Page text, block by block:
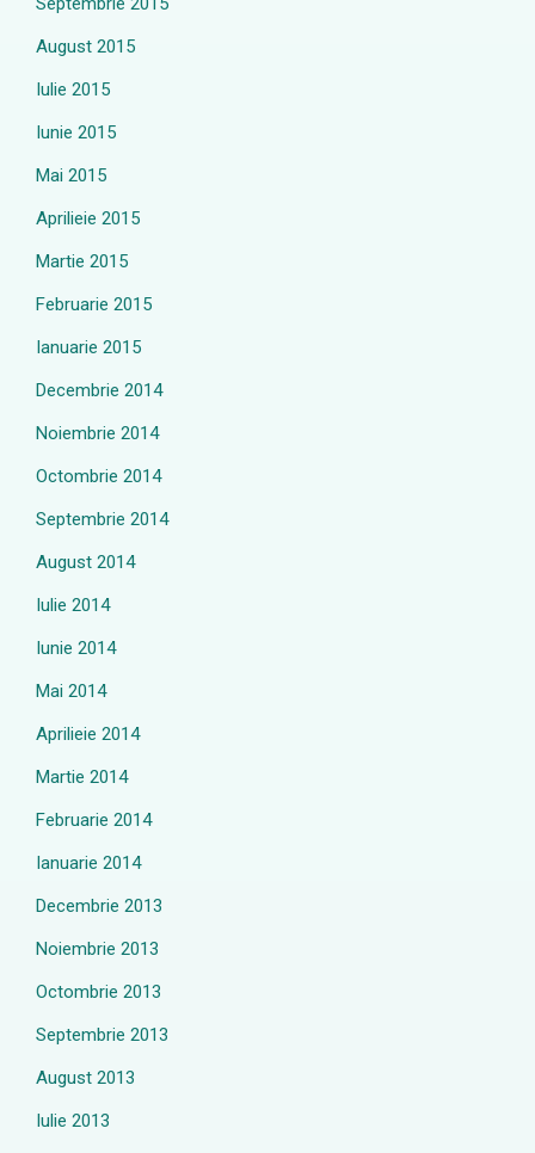
August 2015
Iulie 2015
Iunie 2015
Mai 2015
Aprilieie 2015
Martie 2015
Februarie 2015
Ianuarie 2015
Decembrie 2014
Noiembrie 2014
Octombrie 2014
Septembrie 2014
August 2014
Iulie 2014
Iunie 2014
Mai 2014
Aprilieie 2014
Martie 2014
Februarie 2014
Ianuarie 2014
Decembrie 2013
Noiembrie 2013
Octombrie 2013
Septembrie 2013
August 2013
Iulie 2013